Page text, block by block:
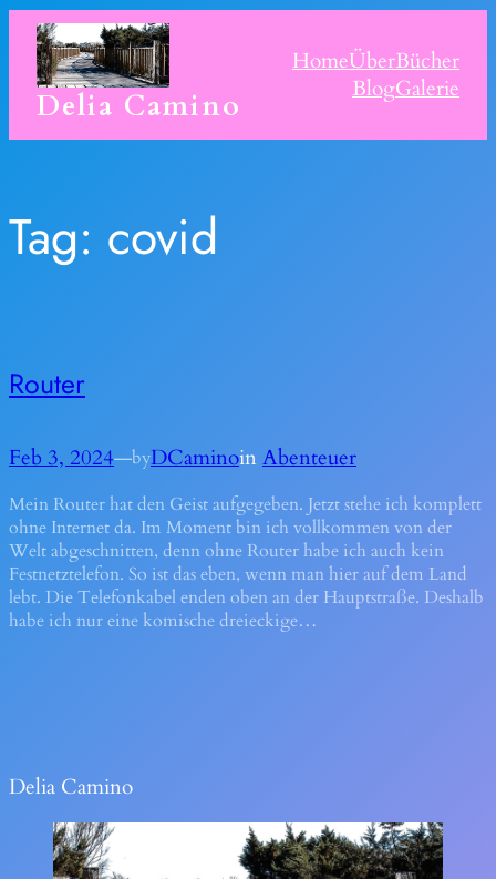
Skip
content
Delia Camino
HomeÜberBücher
BlogGalerie
Tag: covid
Router
Feb 3, 2024—byDCaminoinAbenteuer
Mein Router hat den Geist aufgegeben. Jetzt stehe ich komplett
ohne Internet da. Im Moment bin ich vollkommen von der
Welt abgeschnitten, denn ohne Router habe ich auch kein
Festnetztelefon. So ist das eben, wenn man hier auf dem Land
lebt. Die Telefonkabel enden oben an der Hauptstraße. Deshalb
habe ich nur eine komische dreieckige…
Delia Camino